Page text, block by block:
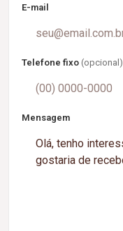
E-mail
Telefone fixo (opcional)
Mensagem